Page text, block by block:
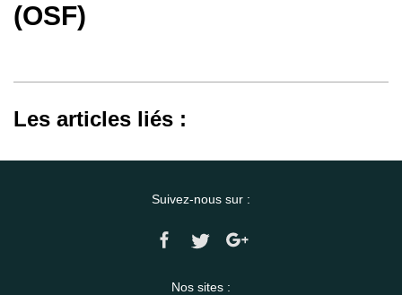
(OSF)
Les articles liés :
Suivez-nous sur :
Nos sites :